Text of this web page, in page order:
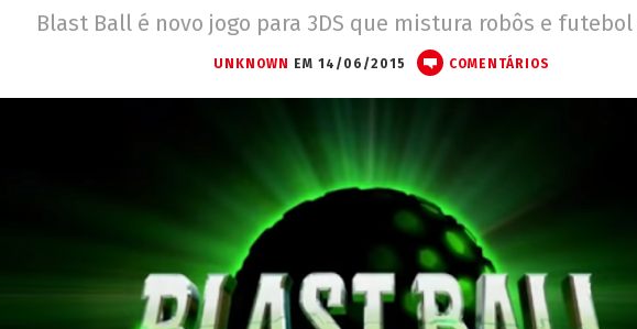
Blast Ball é novo jogo para 3DS que mistura robôs e
UNKNOWN EM 14/06/2015 COMENTÁRIOS